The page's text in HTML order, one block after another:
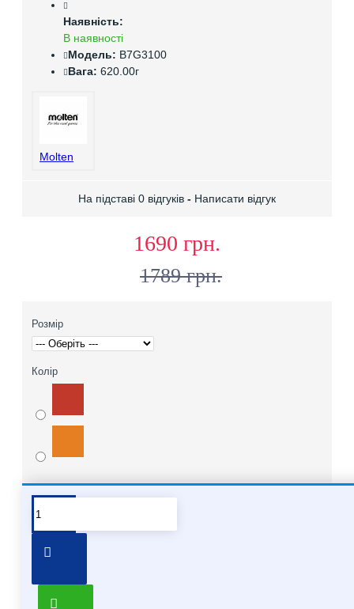
Наявність:
В наявності
Модель: B7G3100
Вага: 620.00г
Molten
На підставі 0 відгуків - Написати відгук
1690 грн.
1789 грн.
Розмір
Колір
Molten – японський бренд, який спеціалізується на